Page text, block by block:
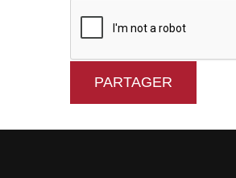
PARTAGER